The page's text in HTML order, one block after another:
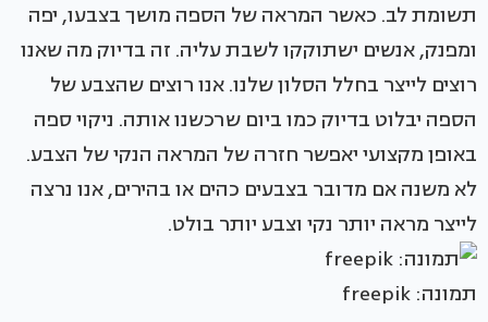
תשומת לב. כאשר המראה של הספה מושך בצבעו, יפה
ומפנק, אנשים ישתוקקו לשבת עליה. זה בדיוק מה שאנו
רוצים לייצר בחלל הסלון שלנו. אנו רוצים שהצבע של
הספה יבלוט בדיוק כמו ביום שרכשנו אותה. ניקוי ספה
באופן מקצועי יאפשר חזרה של המראה הנקי של הצבע.
לא משנה אם מדובר בצבעים כהים או בהירים, אנו נרצה
לייצר מראה יותר נקי וצבע יותר בולט.
תמונה: freepik